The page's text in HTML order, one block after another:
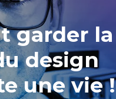
garder la
design
une vie !